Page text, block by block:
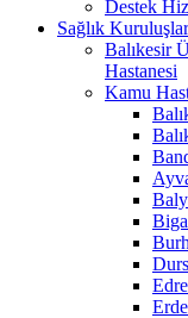
Destek
Sağlık
Balıkesir
Hastanesi
Kamu